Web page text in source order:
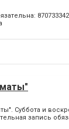
Суббота и
запись